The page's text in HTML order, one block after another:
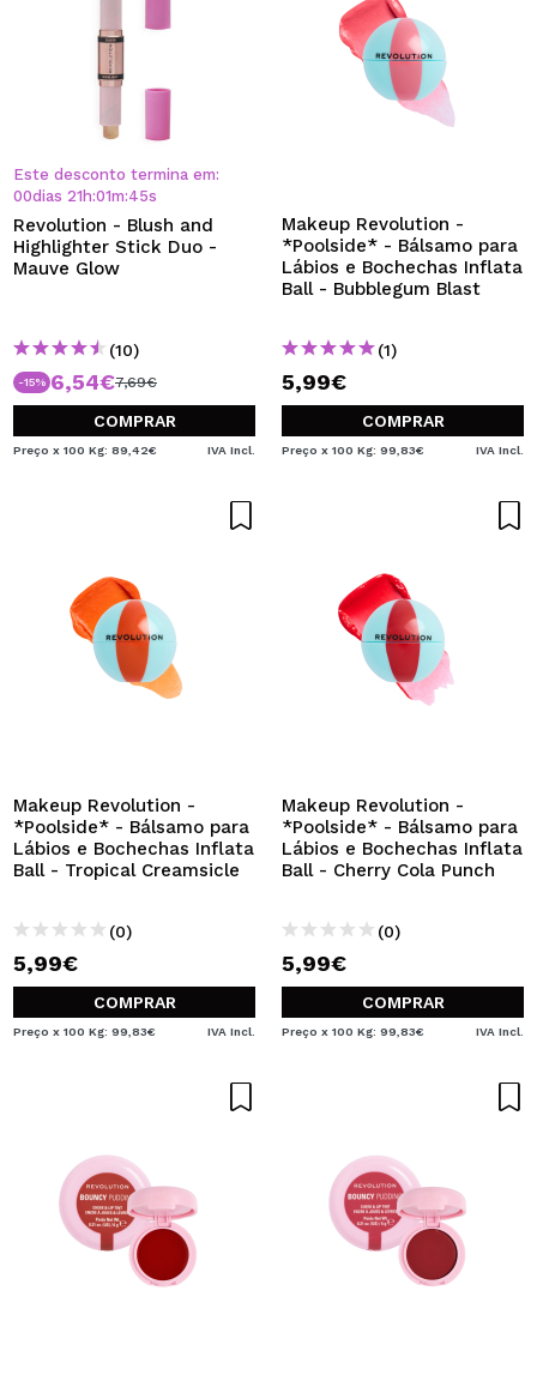
Este desconto termina em:
00dias 21 h:01m:45s
Revolution - Blush and
Highlighter Stick Duo -
Mauve Glow
(10)
-15% 6,54€7,69€
COMPRAR
Preço x 100 Kg: 89,42€ IVA Incl.
Makeup Revolution -
*Poolside* - Bálsamo para
Lábios e Bochechas Inflata
Ball - Bubblegum Blast
(1)
5,99€
COMPRAR
Preço x 100 Kg: 99,83€ IVA Incl.
Makeup Revolution -
*Poolside* - Bálsamo para
Lábios e Bochechas Inflata
Ball - Tropical Creamsicle
(0)
5,99€
COMPRAR
Preço x 100 Kg: 99,83€ IVA Incl.
Makeup Revolution -
*Poolside* - Bálsamo para
Lábios e Bochechas Inflata
Ball - Cherry Cola Punch
(0)
5,99€
COMPRAR
Preço x 100 Kg: 99,83€ IVA Incl.